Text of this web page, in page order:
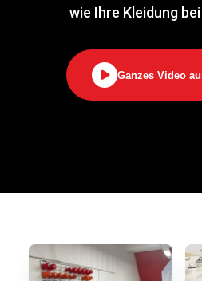
wie Ihre Kleidung
Ganzes Video